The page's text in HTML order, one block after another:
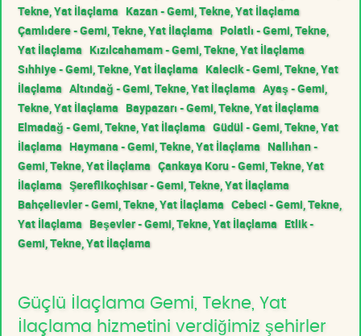
Tekne, Yat İlaçlama Kazan - Gemi, Tekne, Yat İlaçlama
Çamlıdere - Gemi, Tekne, Yat İlaçlama Polatlı - Gemi, Tekne,
Yat İlaçlama Kızılcahamam - Gemi, Tekne, Yat İlaçlama
Sıhhiye - Gemi, Tekne, Yat İlaçlama Kalecik - Gemi, Tekne, Yat
İlaçlama Altındağ - Gemi, Tekne, Yat İlaçlama Ayaş - Gemi,
Tekne, Yat İlaçlama Baypazarı - Gemi, Tekne, Yat İlaçlama
Elmadağ - Gemi, Tekne, Yat İlaçlama Güdül - Gemi, Tekne, Yat
İlaçlama Haymana - Gemi, Tekne, Yat İlaçlama Nallıhan -
Gemi, Tekne, Yat İlaçlama Çankaya Koru - Gemi, Tekne, Yat
İlaçlama Şereflikoçhisar - Gemi, Tekne, Yat İlaçlama
Bahçelievler - Gemi, Tekne, Yat İlaçlama Cebeci - Gemi, Tekne,
Yat İlaçlama Beşevler - Gemi, Tekne, Yat İlaçlama Etlik -
Gemi, Tekne, Yat İlaçlama
Güçlü İlaçlama Gemi, Tekne, Yat
İlaçlama hizmetini verdiğimiz şehirler